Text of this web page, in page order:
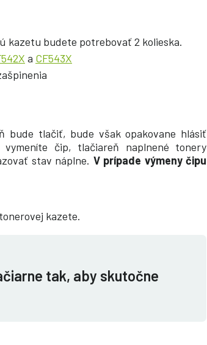
kazetu budete potrebovať 2 kolieska.
a CF543X
bude tlačiť, bude však opakovane hlásiť
čip, tlačiareň naplnené tonery
stav náplne. V prípade výmeny čipu
kazete.
tak, aby skutočne